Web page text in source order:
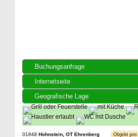
Buchungsanfrage
Internetseite
Geografische Lage
01848 Hohnstein, OT Ehrenberg
Objekt pro